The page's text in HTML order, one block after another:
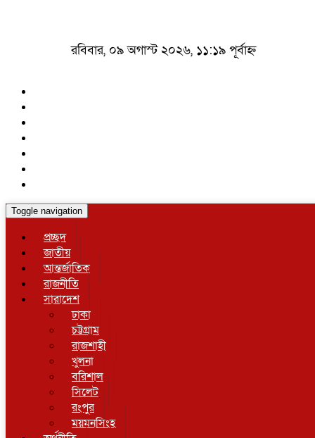
রবিবার, ০৯ অগাস্ট ২০২৬, ১১:১৯ পূর্বাহ্ন
Toggle navigation
প্রচ্ছদ
জাতীয়
আন্তর্জাতিক
রাজনীতি
সারাদেশ
ঢাকা
চট্টগ্রাম
রাজশাহী
খুলনা
বরিশাল
সিলেট
রংপুর
ময়মনসিংহ